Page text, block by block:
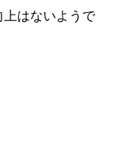
はないようで